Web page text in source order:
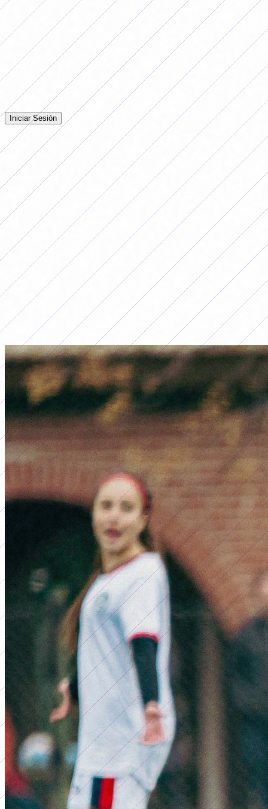
Libre: Dep. Merlo
Comentarios
Iniciá sesión para dejar tu comentario en la nota.
Iniciar Sesión
Todavía no hay comentarios. ¡Sé el primero en opinar!
Publicidad
LO MÁS LEÍDO